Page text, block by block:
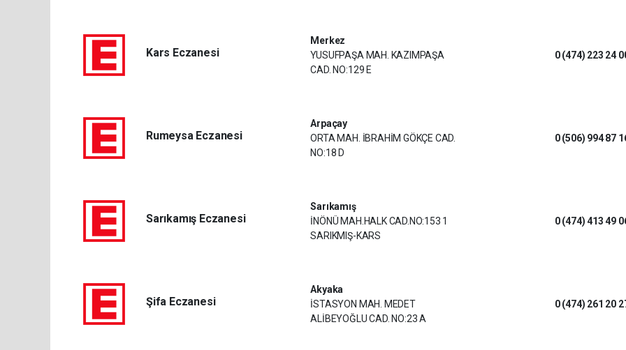
Kars Eczanesi
Merkez
YUSUFPAŞA MAH. KAZIMPAŞA
CAD. NO:129 E
0 (474) 223 24
Rumeysa Eczanesi
Arpaçay
ORTA MAH. İBRAHİM GÖKÇE CAD.
NO:18 D
0 (506) 994 87
Sarıkamış Eczanesi
Sarıkamış
İNÖNÜ MAH.HALK CAD.NO:153 1
SARIKMIŞ-KARS
0 (474) 413 49
Şifa Eczanesi
Akyaka
İSTASYON MAH. MEDET
ALİBEYOĞLU CAD. NO:23 A
0 (474) 261 20